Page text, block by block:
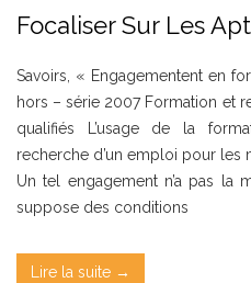
Focaliser Sur Les
Savoirs, « Engagementent en
hors – série 2007 Formation et
qualifiés L’usage de la
recherche d’un emploi pour les
Un tel engagement n’a pas la
suppose des conditions
Lire la suite →